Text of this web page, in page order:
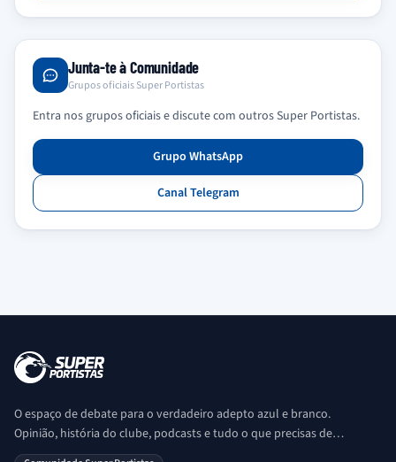
Junta-te à Comunidade
Grupos oficiais Super Portistas
Entra nos grupos oficiais e discute com outros Super Portistas.
Grupo WhatsApp
Canal Telegram
O espaço de debate para o verdadeiro adepto azul e branco.
Opinião, história do clube, podcasts e tudo o que precisas de
saber sobre o universo Porto. Ser Porto é aqui!